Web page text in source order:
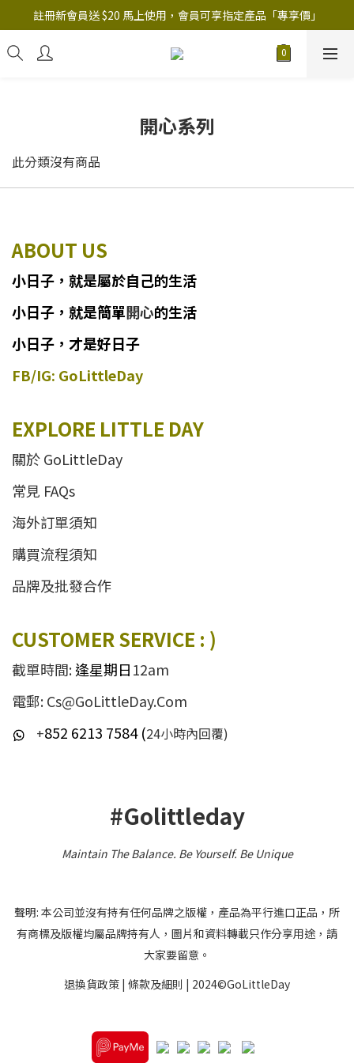
註冊新會員送 $20 馬上使用，會員可享指定產品「​專享價」
註冊新會員送 $20 馬上使用，會員可享指定產品「​專享價」
B.Y.O.B Mask Collection 任選優惠: 4件9折
開心系列
此分類沒有商品
ABOUT US
小日子 ， 就是屬於自己的生活
小日子 ， 就是簡單開心的生活
小日子，才是好日子
FB/IG: GoLittleDay
EXPLORE LITTLE DAY
關於 GoLittleDay
常見 FAQs
海外訂單須知
購買流程須知
品牌及批發合作
CUSTOMER SERVICE : )
截單時間:逢星期日12am
電郵: Cs@GoLittleDay.Com
+852 6213 7584 (24小時內回覆)
#Golittleday
Maintain The Balance. Be Yourself.Be Unique
聲明: 本公司並沒有持有任何品牌之版權，產品為平行進口正品，所
有商標及版權均屬品牌持有人，圖片和資料轉載只作分享用途，請
大家要留意。
退換貨政策 | 條款及細則 | 2024©GoLittleDay